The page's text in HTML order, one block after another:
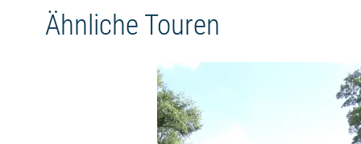
Mecklenburg mit Kochsalz versorgte. Saftige
Wiesen, schattige Wälder und kleine Seen
Ähnliche Touren